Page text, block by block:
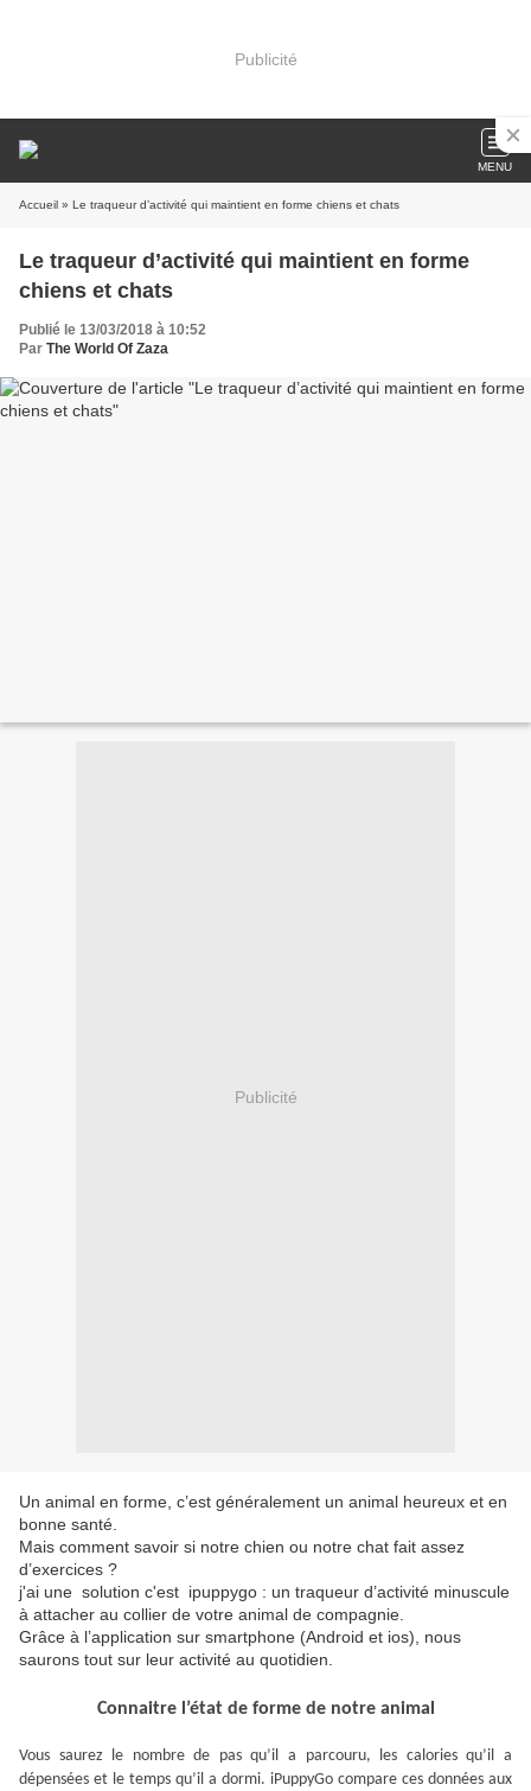
Publicité
MENU
Accueil » Le traqueur d’activité qui maintient en forme chiens et chats
Le traqueur d’activité qui maintient en forme
chiens et chats
Publié le 13/03/2018 à 10:52
Par The World Of Zaza
Publicité
Un animal en forme, c’est généralement un animal heureux et en
bonne santé.
Mais comment savoir si notre chien ou notre chat fait assez
d’exercices ?
j'ai une solution c'est ipuppygo : un traqueur d’activité minuscule
à attacher au collier de votre animal de compagnie.
Grâce à l’application sur smartphone (Android et ios), nous
saurons tout sur leur activité au quotidien.
Connaitre l’état de forme de notre animal
Vous saurez le nombre de pas qu’il a parcouru, les calories qu’il a
dépensées et le temps qu’il a dormi. iPuppyGo compare ces données aux